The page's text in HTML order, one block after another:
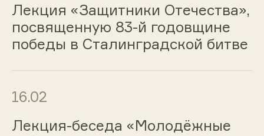
Лекция «Защитники Отечества»,
посвященную 83-й годовщине
победы в Сталинградской битве
16.02
Лекция-беседа «Молодёжные